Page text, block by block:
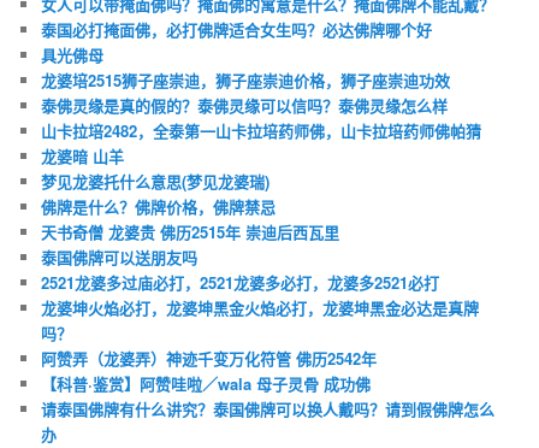
女人可以带掩面佛吗？掩面佛的寓意是什么？掩面佛牌不能乱戴？
泰国必打掩面佛，必打佛牌适合女生吗？必达佛牌哪个好
具光佛母
龙婆培2515狮子座崇迪，狮子座崇迪价格，狮子座崇迪功效
泰佛灵缘是真的假的？泰佛灵缘可以信吗？泰佛灵缘怎么样
山卡拉培2482，全泰第一山卡拉培药师佛，山卡拉培药师佛帕猜
龙婆暗 山羊
梦见龙婆托什么意思(梦见龙婆瑞)
佛牌是什么？佛牌价格，佛牌禁忌
天书奇僧 龙婆贵 佛历2515年 崇迪后西瓦里
泰国佛牌可以送朋友吗
2521龙婆多过庙必打，2521龙婆多必打，龙婆多2521必打
龙婆坤火焰必打，龙婆坤黑金火焰必打，龙婆坤黑金必达是真牌
吗？
阿赞弄（龙婆弄）神迹千变万化符管 佛历2542年
【科普·鉴赏】阿赞哇啦／wala 母子灵骨 成功佛
请泰国佛牌有什么讲究？泰国佛牌可以换人戴吗？请到假佛牌怎么
办